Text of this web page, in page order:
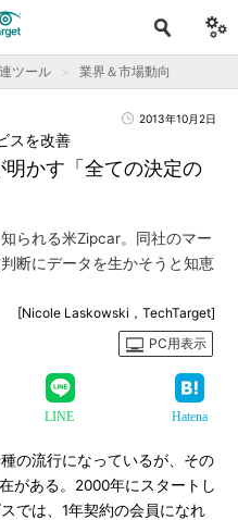
ツール 業界＆市場動向
2013年10月2日
かす「全ての決定の
スを改善
られる米Zipcar。同社のマー
断にデータを生かそうと知恵
[Nicole Laskowski，TechTarget]
PC用表示
LINE Hatena
の流行になっているが、その
がある。2000年にスタートし
では、1年契約の会員になれ